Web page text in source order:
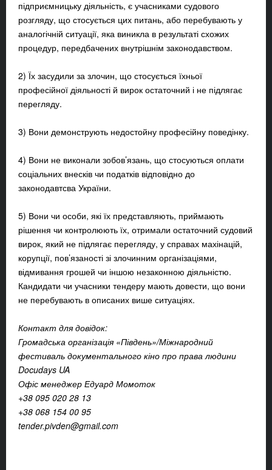
підприємницьку діяльність, є учасниками судового
розгляду, що стосується цих питань, або перебувають у
аналогічній ситуації, яка виникла в результаті схожих
процедур, передбачених внутрішнім законодавством.
2) Їх засудили за злочин, що стосується їхньої
професійної діяльності й вирок остаточний і не підлягає
перегляду.
3) Вони демонструють недостойну професійну поведінку.
4) Вони не виконали зобов’язань, що стосуються оплати
соціальних внесків чи податків відповідно до
законодавтсва України.
5) Вони чи особи, які їх представляють, приймають
рішення чи контролюють їх, отримали остаточний судовий
вирок, який не підлягає перегляду, у справах махінацій,
корупції, пов’язаності зі злочинним організаціями,
відмивання грошей чи іншою незаконною діяльністю.
Кандидати чи учасники тендеру мають довести, що вони
не перебувають в описаних више ситуаціях.
Контакт для довідок:
Громадська організація «Південь»/Міжнародний
фестиваль документального кіно про права людини
Docudays UA
Офіс менеджер Едуард Момоток
+38 095 020 28 13
+38 068 154 00 95
tender.pivden@gmail.com